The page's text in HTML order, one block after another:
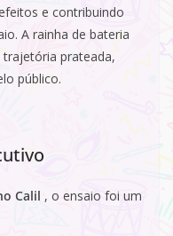
e contribuindo
A rainha de bateria
prateada,
público.
Calil , o ensaio foi um